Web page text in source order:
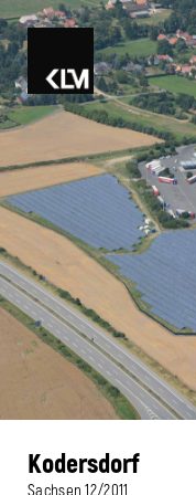
Kodersdorf
Sachsen 12/2011